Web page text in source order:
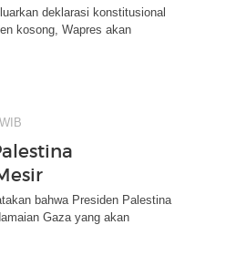
deklarasi konstitusional
kosong, Wapres akan
bahwa Presiden Palestina
Gaza yang akan